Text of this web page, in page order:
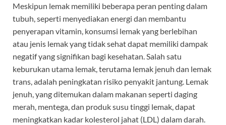
Meskipun lemak memiliki beberapa peran penting dalam
tubuh, seperti menyediakan energi dan membantu
penyerapan vitamin, konsumsi lemak yang berlebihan
atau jenis lemak yang tidak sehat dapat memiliki dampak
negatif yang signifikan bagi kesehatan. Salah satu
keburukan utama lemak, terutama lemak jenuh dan lemak
trans, adalah peningkatan risiko penyakit jantung. Lemak
jenuh, yang ditemukan dalam makanan seperti daging
merah, mentega, dan produk susu tinggi lemak, dapat
meningkatkan kadar kolesterol jahat (LDL) dalam darah.